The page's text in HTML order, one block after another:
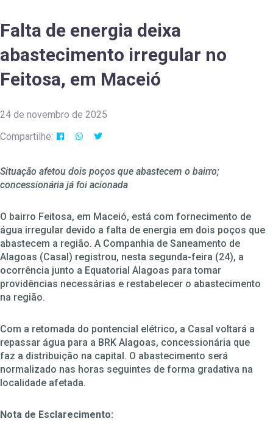
Falta de energia deixa
abastecimento irregular no
Feitosa, em Maceió
24 de novembro de 2025
Compartilhe:
Situação afetou dois poços que abastecem o bairro;
concessionária já foi acionada
O bairro Feitosa, em Maceió, está com fornecimento de
água irregular devido a falta de energia em dois poços que
abastecem a região. A Companhia de Saneamento de
Alagoas (Casal) registrou, nesta segunda-feira (24), a
ocorrência junto a Equatorial Alagoas para tomar
providências necessárias e restabelecer o abastecimento
na região.
Com a retomada do pontencial elétrico, a Casal voltará a
repassar água para a BRK Alagoas, concessionária que
faz a distribuição na capital. O abastecimento será
normalizado nas horas seguintes de forma gradativa na
localidade afetada.
Nota de Esclarecimento: